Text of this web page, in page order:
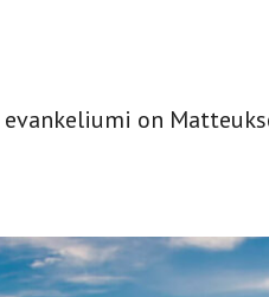
evankeliumi on